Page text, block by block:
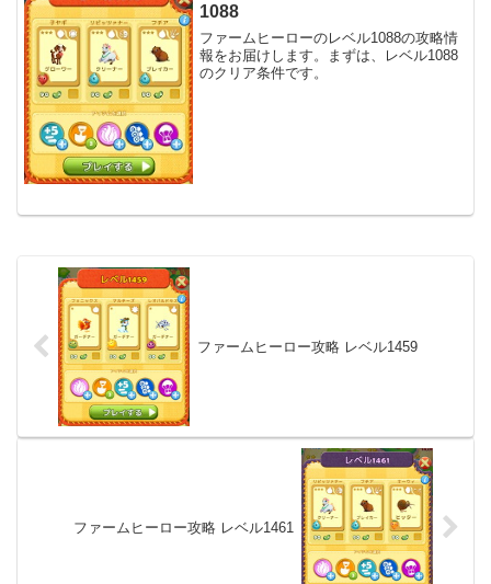
1088
ファームヒーローのレベル1088の攻略情
報をお届けします。まずは、レベル1088
のクリア条件です。
ファームヒーロー攻略 レベル1459
ファームヒーロー攻略 レベル1461